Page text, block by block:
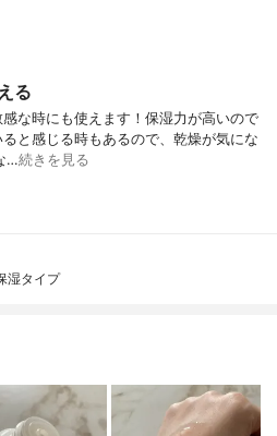
る
な時にも使えます！保湿力が高いので
と感じる時もあるので、乾燥が気にな
…続きを見る
湿タイプ